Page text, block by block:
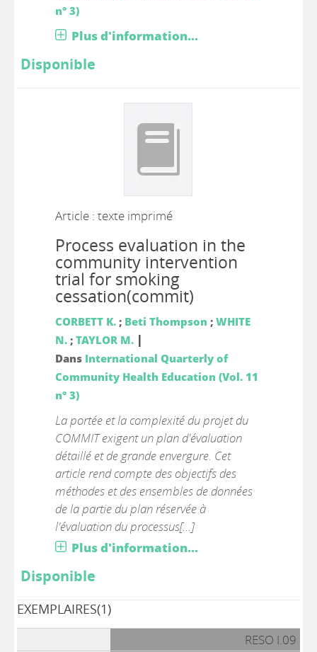
n° 3)
Plus d'information...
Disponible
Article : texte imprimé
Process evaluation in the
community intervention
trial for smoking
cessation(commit)
CORBETT K.; Beti Thompson ; WHITE
N.; TAYLOR M. |
Dans International Quarterly of
Community Health Education (Vol. 11
n° 3)
La portée et la complexité du projet du
COMMIT exigent un plan d'évaluation
détaillé et de grande envergure. Cet
article rend compte des objectifs des
méthodes et des ensembles de données
de la partie du plan réservée à
l'évaluation du processus[...]
Plus d'information...
Disponible
EXEMPLAIRES(1)
RESO I.09